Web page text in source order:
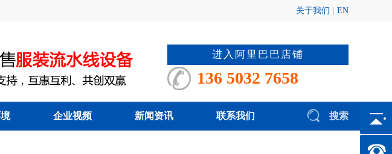
关于我们 EN
进入阿里巴巴店铺
136 5032 7658
企业视频 新闻资讯 联系我们 搜索